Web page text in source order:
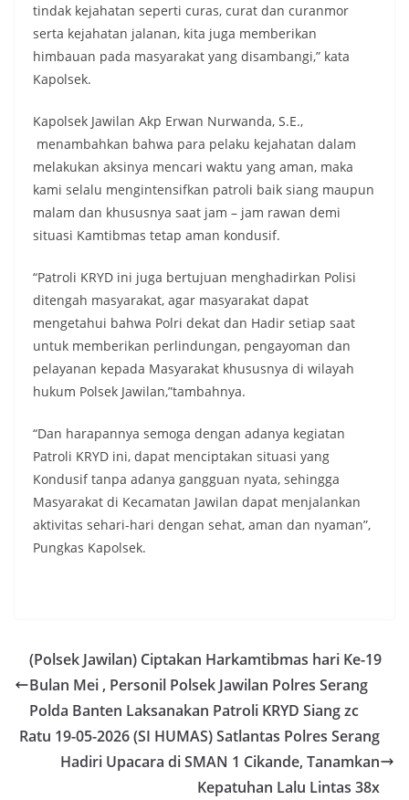
tindak kejahatan seperti curas, curat dan curanmor
serta kejahatan jalanan, kita juga memberikan
himbauan pada masyarakat yang disambangi,” kata
Kapolsek.
Kapolsek Jawilan Akp Erwan Nurwanda, S.E.,
menambahkan bahwa para pelaku kejahatan dalam
melakukan aksinya mencari waktu yang aman, maka
kami selalu mengintensifkan patroli baik siang maupun
malam dan khususnya saat jam – jam rawan demi
situasi Kamtibmas tetap aman kondusif.
“Patroli KRYD ini juga bertujuan menghadirkan Polisi
ditengah masyarakat, agar masyarakat dapat
mengetahui bahwa Polri dekat dan Hadir setiap saat
untuk memberikan perlindungan, pengayoman dan
pelayanan kepada Masyarakat khususnya di wilayah
hukum Polsek Jawilan,”tambahnya.
“Dan harapannya semoga dengan adanya kegiatan
Patroli KRYD ini, dapat menciptakan situasi yang
Kondusif tanpa adanya gangguan nyata, sehingga
Masyarakat di Kecamatan Jawilan dapat menjalankan
aktivitas sehari-hari dengan sehat, aman dan nyaman”,
Pungkas Kapolsek.
(Polsek Jawilan) Ciptakan Harkamtibmas hari Ke-19
Bulan Mei , Personil Polsek Jawilan Polres Serang
Polda Banten Laksanakan Patroli KRYD Siang zc
Ratu 19-05-2026 (SI HUMAS) Satlantas Polres Serang
Hadiri Upacara di SMAN 1 Cikande, Tanamkan
Kepatuhan Lalu Lintas 38x